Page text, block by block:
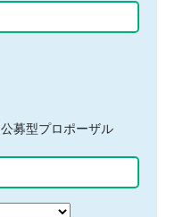
公募型プロポーザル